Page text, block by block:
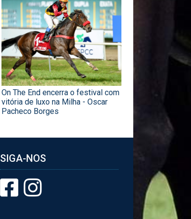
On The End encerra o festival com
vitória de luxo na Milha - Oscar
Pacheco Borges
SIGA-NOS